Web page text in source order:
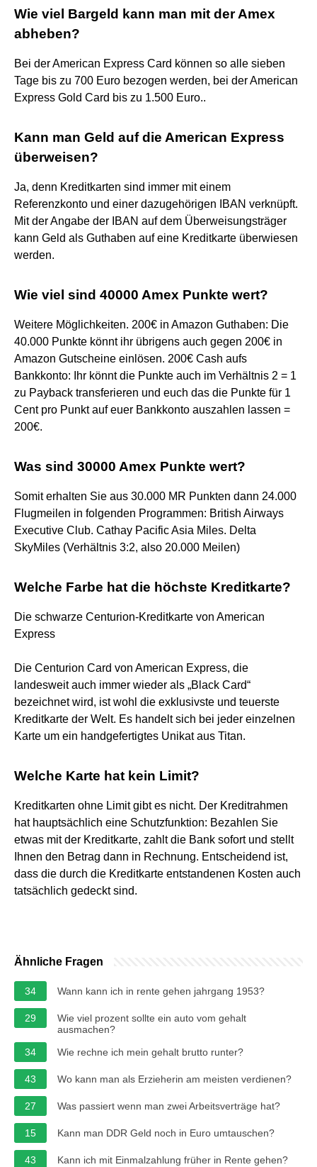
Wie viel Bargeld kann man mit der Amex
abheben?
Bei der American Express Card können so alle sieben
Tage bis zu 700 Euro bezogen werden, bei der American
Express Gold Card bis zu 1.500 Euro..
Kann man Geld auf die American Express
überweisen?
Ja, denn Kreditkarten sind immer mit einem
Referenzkonto und einer dazugehörigen IBAN verknüpft.
Mit der Angabe der IBAN auf dem Überweisungsträger
kann Geld als Guthaben auf eine Kreditkarte überwiesen
werden.
Wie viel sind 40000 Amex Punkte wert?
Weitere Möglichkeiten. 200€ in Amazon Guthaben: Die
40.000 Punkte könnt ihr übrigens auch gegen 200€ in
Amazon Gutscheine einlösen. 200€ Cash aufs
Bankkonto: Ihr könnt die Punkte auch im Verhältnis 2 = 1
zu Payback transferieren und euch das die Punkte für 1
Cent pro Punkt auf euer Bankkonto auszahlen lassen =
200€.
Was sind 30000 Amex Punkte wert?
Somit erhalten Sie aus 30.000 MR Punkten dann 24.000
Flugmeilen in folgenden Programmen: British Airways
Executive Club. Cathay Pacific Asia Miles. Delta
SkyMiles (Verhältnis 3:2, also 20.000 Meilen)
Welche Farbe hat die höchste Kreditkarte?
Die schwarze Centurion-Kreditkarte von American
Express
Die Centurion Card von American Express, die
landesweit auch immer wieder als „Black Card“
bezeichnet wird, ist wohl die exklusivste und teuerste
Kreditkarte der Welt. Es handelt sich bei jeder einzelnen
Karte um ein handgefertigtes Unikat aus Titan.
Welche Karte hat kein Limit?
Kreditkarten ohne Limit gibt es nicht. Der Kreditrahmen
hat hauptsächlich eine Schutzfunktion: Bezahlen Sie
etwas mit der Kreditkarte, zahlt die Bank sofort und stellt
Ihnen den Betrag dann in Rechnung. Entscheidend ist,
dass die durch die Kreditkarte entstandenen Kosten auch
tatsächlich gedeckt sind.
Ähnliche Fragen
34 Wann kann ich in rente gehen jahrgang 1953?
29
Wie viel prozent sollte ein auto vom gehalt
ausmachen?
34
Wie rechne ich mein gehalt brutto runter?
43 Wo kann man als Erzieherin am meisten verdienen?
27 Was passiert wenn man zwei Arbeitsverträge hat?
15 Kann man DDR Geld noch in Euro umtauschen?
43 Kann ich mit Einmalzahlung früher in Rente gehen?